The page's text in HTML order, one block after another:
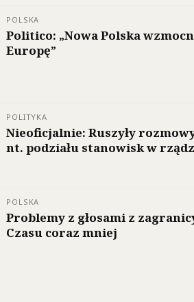
POLSKA
Politico: „Nowa Polska
Europę”
POLITYKA
Nieoficjalnie: Ruszyły
nt. podziału stanowisk w
POLSKA
Problemy z głosami z
Czasu coraz mniej